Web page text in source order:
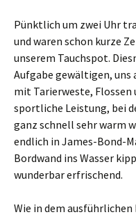
Pünktlich um zwei Uhr
und waren schon kurze
unserem Tauchspot.
Aufgabe gewältigen,
mit Tarierweste, Flossen
sportliche Leistung, bei
ganz schnell sehr warm
endlich in James-Bond-
Bordwand ins Wasser
wunderbar erfrischend.
Wie in dem